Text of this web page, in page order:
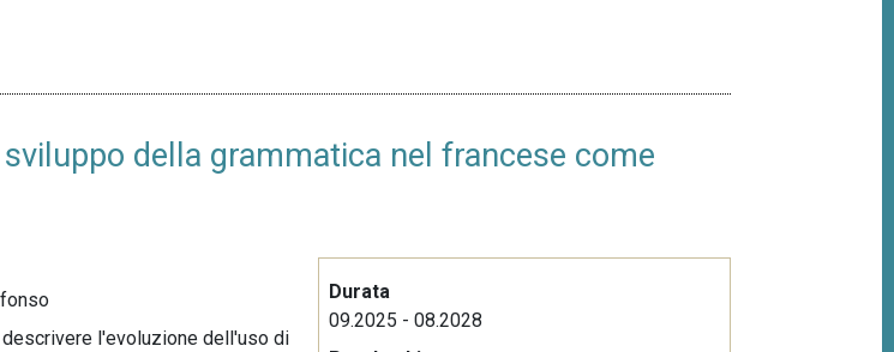
della grammatica nel francese come
l'evoluzione dell'uso di
Durata
09.2025 - 08.2028